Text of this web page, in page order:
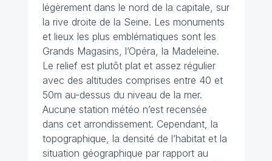
légèrement dans le nord de la capitale, sur
la rive droite de la Seine. Les monuments
et lieux les plus emblématiques sont les
Grands Magasins, l’Opéra, la Madeleine.
Le relief est plutôt plat et assez régulier
avec des altitudes comprises entre 40 et
50m au-dessus du niveau de la mer.
Aucune station météo n’est recensée
dans cet arrondissement. Cependant, la
topographique, la densité de l’habitat et la
situation géographique par rapport au